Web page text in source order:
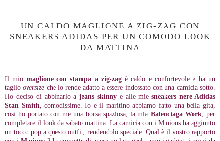
UN CALDO MAGLIONE A ZIG-ZAG CON
SNEAKERS ADIDAS PER UN COMODO LOOK
DA MATTINA
Il mio maglione con stampa a zig-zagè caldo e confortevole e ha un
tagliooversize che lo rende adatto a essere indossato con una camicia sotto.
Ho deciso di abbinarlo ajeans skinny e alle miesneakers nere Adidas
Stan Smith , comodissime. Io e il maritino abbiamo fatto una bella gita,
così ho portato con me una borsa spaziosa, la mia Balenciaga Work, per
completare il look da sabato mattina. La camicia con i Minions ha aggiunto
un tocco pop a questo outfit, rendendolo speciale. Qual è il vostro rapporto